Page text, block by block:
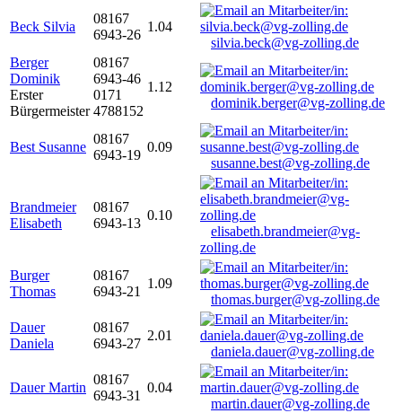
Beck Silvia
08167
6943-26
1.04
silvia.beck@vg-zolling.de
Berger
Dominik
Erster
Bürgermeister
08167
6943-46
0171
4788152
1.12
dominik.berger@vg-zolling.de
Best Susanne
08167
6943-19
0.09
susanne.best@vg-zolling.de
Brandmeier
Elisabeth
08167
6943-13
0.10
elisabeth.brandmeier@vg-
zolling.de
Burger
Thomas
08167
6943-21
1.09
thomas.burger@vg-zolling.de
Dauer
Daniela
08167
6943-27
2.01
daniela.dauer@vg-zolling.de
Dauer Martin
08167
6943-31
0.04
martin.dauer@vg-zolling.de